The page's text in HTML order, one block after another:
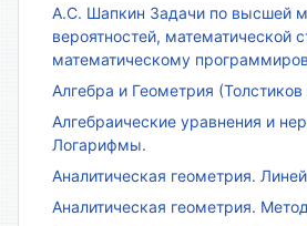
А.С. Шапкин Задачи по высшей
вероятностей, математической
математическому
Алгебра и Геометрия
Алгебраические уравнения и
Логарифмы.
Аналитическая геометрия.
Аналитическая геометрия.